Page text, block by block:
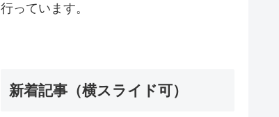
行っています。
新着記事（横スライド可）